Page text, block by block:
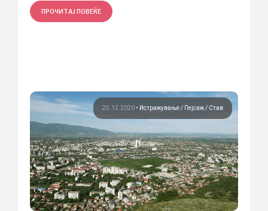
ПРОЧИТАЈ ПОВЕЌЕ
25.12.2020 • Истражување Пејсаж Став